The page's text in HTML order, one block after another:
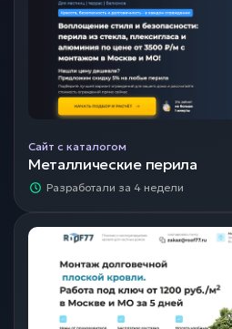
Сайт с каталогом
Металлические перила
Разработали за 4 недели